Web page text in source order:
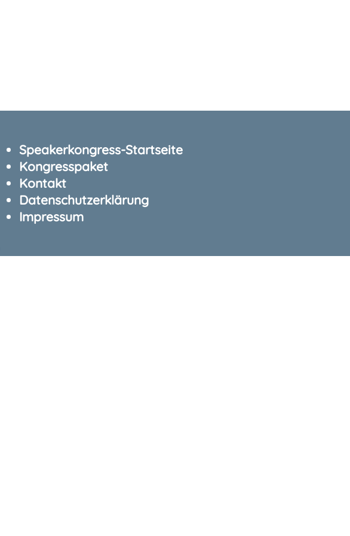
Speakerkongress-Startseite
Kongresspaket
Kontakt
Datenschutzerklärung
Impressum